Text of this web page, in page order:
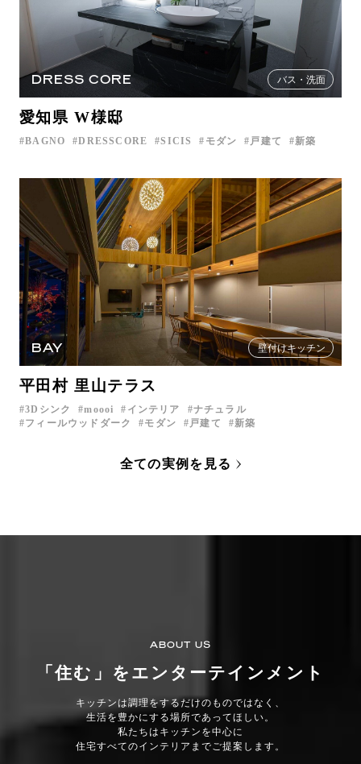
DRESS CORE バス・洗面
愛知県 W様邸
BAGNO DRESSCORE SICIS モダン 戸建て 新築
BAY 壁付けキッチン
平田村 里山テラス
3Dシンク moooi インテリア
ナチュラル
フィールウッドダーク
モダン 戸建て 新築
全ての実例を見る
ABOUT US
「住む」をエンターテインメント
キッチンは調理をするだけのものではなく、
生活を豊かにする場所であってほしい。
私たちはキッチンを中心に
住宅すべてのインテリアまでご提案します。